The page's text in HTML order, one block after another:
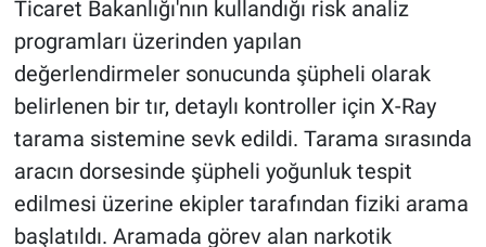
Ticaret Bakanlığı'nın kullandığı risk analiz
programları üzerinden yapılan
değerlendirmeler sonucunda şüpheli olarak
belirlenen bir tır, detaylı kontroller için X-Ray
tarama sistemine sevk edildi. Tarama sırasında
aracın dorsesinde şüpheli yoğunluk tespit
edilmesi üzerine ekipler tarafından fiziki arama
başlatıldı. Aramada görev alan narkotik